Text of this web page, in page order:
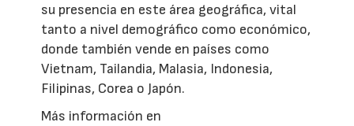
su presencia en este área geográfica, vital
tanto a nivel demográfico como económico,
donde también vende en países como
Vietnam, Tailandia, Malasia, Indonesia,
Filipinas, Corea o Japón.
Más información en